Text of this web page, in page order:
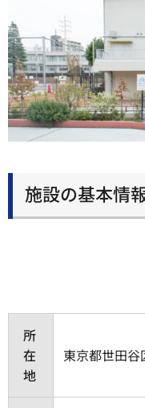
施設の基本情
所
在
地
東京都世田